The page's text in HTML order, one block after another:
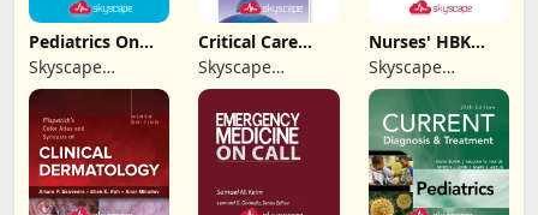
Pediatrics On
Call
Skyscape
Medpresso Inc
Critical Care
Handbook of
MGH
Skyscape
Medpresso Inc
Nurses' HBK
Health
Assessment
Skyscape
Medpresso Inc